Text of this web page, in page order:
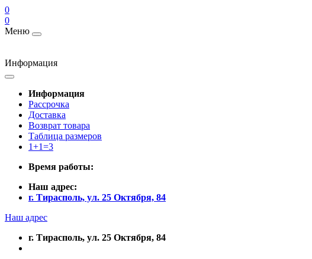
0
0
Меню
Информация
Информация
Рассрочка
Доставка
Возврат товара
Таблица размеров
1+1=3
Время работы:
Наш адрес:
г. Тирасполь, ул. 25 Октября, 84
Наш адрес
г. Тирасполь, ул. 25 Октября, 84